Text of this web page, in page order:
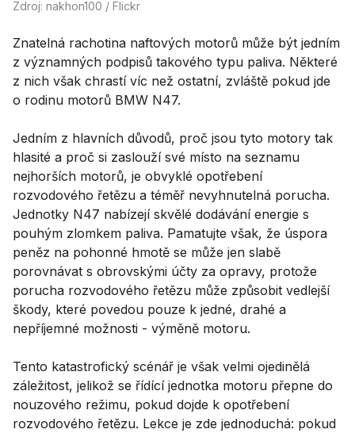
Zdroj: nakhon100 / Flickr
Znatelná rachotina naftových motorů může být jedním
z významných podpisů takového typu paliva. Některé
z nich však chrastí víc než ostatní, zvláště pokud jde
o rodinu motorů BMW N47.
Jedním z hlavních důvodů, proč jsou tyto motory tak
hlasité a proč si zaslouží své místo na seznamu
nejhorších motorů, je obvyklé opotřebení
rozvodového řetězu a téměř nevyhnutelná porucha.
Jednotky N47 nabízejí skvělé dodávání energie s
pouhým zlomkem paliva. Pamatujte však, že úspora
peněz na pohonné hmotě se může jen slabě
porovnávat s obrovskými účty za opravy, protože
porucha rozvodového řetězu může způsobit vedlejší
škody, které povedou pouze k jedné, drahé a
nepříjemné možnosti - výměně motoru.
Tento katastrofický scénář je však velmi ojedinělá
záležitost, jelikož se řídící jednotka motoru přepne do
nouzového režimu, pokud dojde k opotřebení
rozvodového řetězu. Lekce je zde jednoduchá: pokud